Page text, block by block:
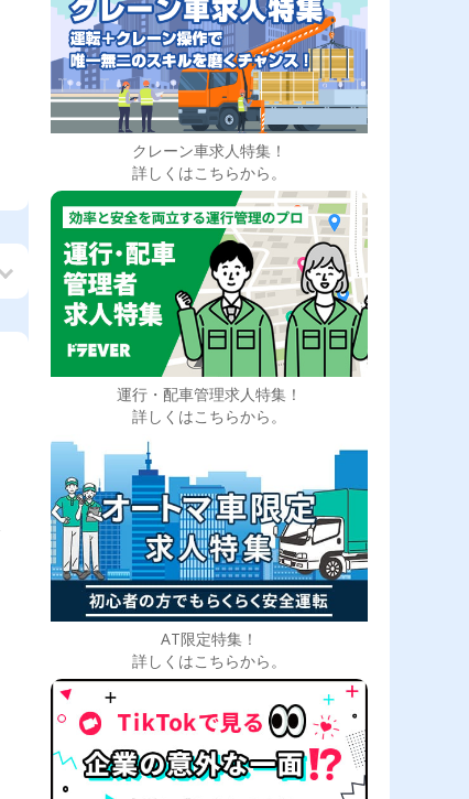
クレーン車求人特集！
詳しくはこちらから。
運行・配車管理求人特集！
詳しくはこちらから。
AT限定特集！
詳しくはこちらから。